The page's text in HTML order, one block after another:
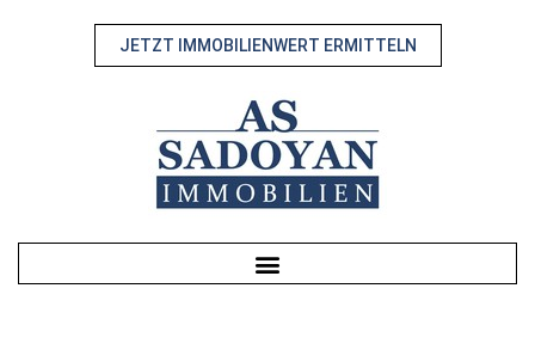
JETZT IMMOBILIENWERT ERMITTELN